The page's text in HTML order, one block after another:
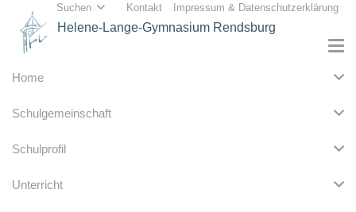
Suchen Kontakt Impressum & Datenschutzerklärung
Helene-Lange-Gymnasium Rendsburg
Home
Schulgemeinschaft
Schulprofil
Unterricht